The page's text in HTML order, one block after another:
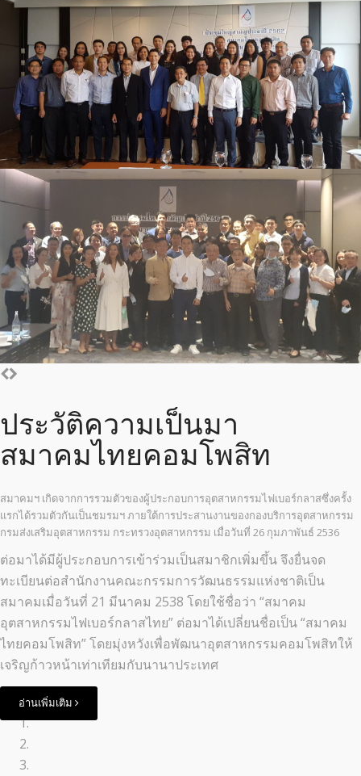
ประวัติความเป็นมา
สมาคมไทยคอมโพสิท
สมาคมฯ เกิดจากการรวมตัวของผู้ประกอบการอุตสาหกรรมไฟเบอร์กลาสซึ่งครั้ง
แรกได้รวมตัวกันเป็นชมรมฯ ภายใต้การประสานงานของกองบริการอุตสาหกรรม
กรมส่งเสริมอุตสาหกรรม กระทรวงอุตสาหกรรม เมื่อวันที่ 26 กุมภาพันธ์ 2536
ต่อมาได้มีผู้ประกอบการเข้าร่วมเป็นสมาชิกเพิ่มขึ้น จึงยื่นจด
ทะเบียนต่อสำนักงานคณะกรรมการวัฒนธรรมแห่งชาติเป็น
สมาคมเมื่อวันที่ 21 มีนาคม 2538 โดยใช้ชื่อว่า “สมาคม
อุตสาหกรรมไฟเบอร์กลาสไทย” ต่อมาได้เปลี่ยนชื่อเป็น “สมาคม
ไทยคอมโพสิท” โดยมุ่งหวังเพื่อพัฒนาอุตสาหกรรมคอมโพสิทให้
เจริญก้าวหน้าเท่าเทียมกับนานาประเทศ
อ่านเพิ่มเติม